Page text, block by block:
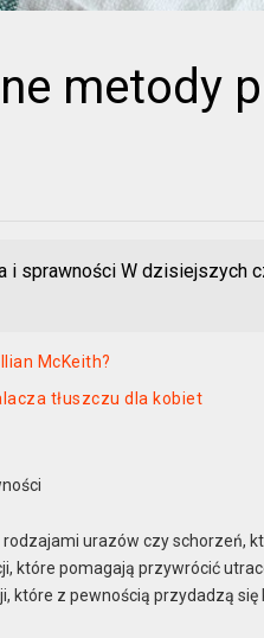
metody
i sprawności W dzisiejszych
McKeith?
tłuszczu dla kobiet
urazów czy schorzeń,
które pomagają przywrócić
z pewnością przydadzą